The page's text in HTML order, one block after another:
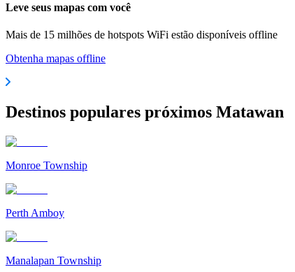
Leve seus mapas com você
Mais de 15 milhões de hotspots WiFi estão disponíveis offline
Obtenha mapas offline
Destinos populares próximos Matawan
Monroe Township
Perth Amboy
Manalapan Township